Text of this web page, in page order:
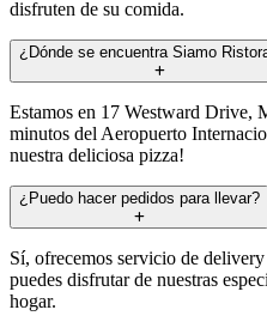
disfruten de su comida.
¿Dónde se encuentra Siamo
Estamos en 17 Westward Drive,
minutos del Aeropuerto
nuestra deliciosa pizza!
¿Puedo hacer pedidos para llevar?
Sí, ofrecemos servicio de
puedes disfrutar de nuestras
hogar.